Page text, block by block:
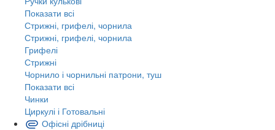
Показати всі
Стрижні, грифелі, чорнила
Стрижні, грифелі, чорнила
Грифелі
Стрижні
Чорнило і чорнильні патрони, туш
Показати всі
Чинки
Циркулі і Готовальні
Офісні дрібниці